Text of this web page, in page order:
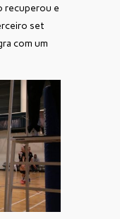
recuperou e
set
com um